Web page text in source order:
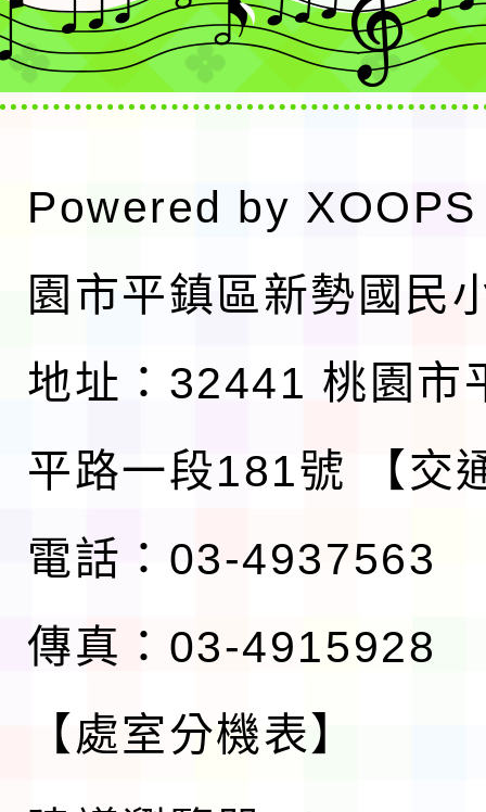
Powered by XOOPS
園市平鎮區新勢國民
地址：32441 桃園市
平路一段181號
【交
電話：03-4937563
傳真：03-4915928
【處室分機表】